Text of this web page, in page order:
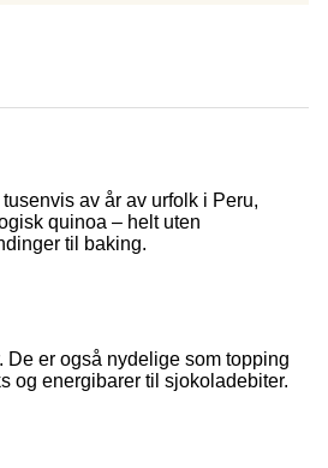
av år av urfolk i Peru,
quinoa – helt uten
til baking.
De er også nydelige som topping
og energibarer til sjokoladebiter.